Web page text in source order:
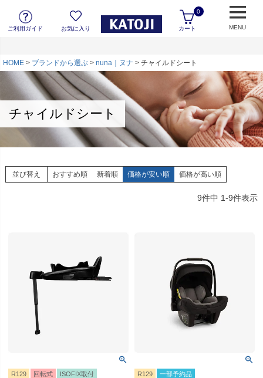
ご利用ガイド お気に入り カート
0
MENU
HOME ブランドから選ぶ nuna｜ヌナ チャイルドシート
チャイルドシート
並び替え おすすめ順 新着順 価格が安い順 価格が高い順
9件中 1-9件表示
R129 回転式
ISOFIX取付
R129 一部予約品